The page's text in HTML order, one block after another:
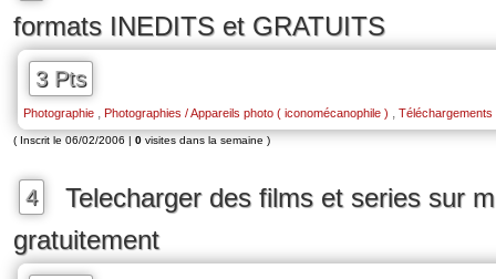
formats INEDITS et GRATUITS
3 Pts
Photographie , Photographies / Appareils photo ( iconomécanophile ) , Téléchargements
( Inscrit le 06/02/2006 | 0 visites dans la semaine )
4
Telecharger des films et series sur
gratuitement